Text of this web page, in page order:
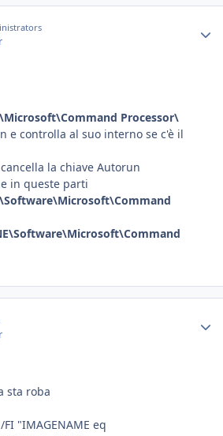
Processor\
e controlla al suo interno se c'è il
la chiave Autorun
in queste parti
sta roba
"IMAGENAME eq